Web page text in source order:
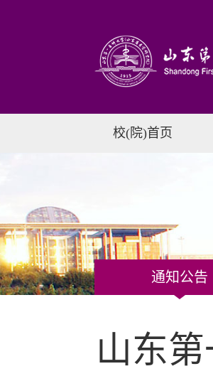
校(院)首页
通知公告
山东